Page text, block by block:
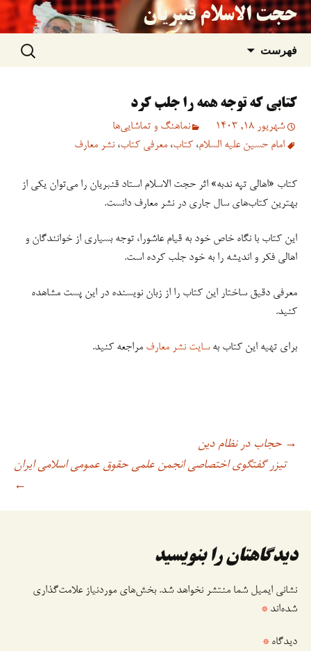
حجت الاسلام قنبریان
فهرست
نوشته‌ها
جستجو
برای:
کتابی که توجه همه را جلب کرد
شهریور 18, 1403
نماهنگ و تماشایی‌ها
امام حسین علیه السلام، کتاب، معرفی کتاب، نشر معارف
کتاب «اهالی تپه ندبه» اثر حجت الاسلام استاد قنبریان را می‌توان یکی از
بهترین کتاب‌های سال جاری در نشر معارف دانست.
این کتاب با نگاه خاص خود به قیام عاشورا، توجه بسیاری از خوانندگان و
اهالی فکر و اندیشه را به خود جلب کرده است.
معرفی دقیق ساختار این کتاب را از زبان نویسنده در این پست مشاهده
کنید.
برای تهیه این کتاب به سایت نشر معارف مراجعه کنید.
ناوبری
→ حجاب در نظام دین
تیزر گفتگوی اختصاصی انجمن علمی حقوق عمومی اسلامی ایران
←
دیدگاهتان را بنویسید
نشانی ایمیل شما منتشر نخواهد شد. بخش‌های موردنیاز علامت‌گذاری
شده‌اند *
دیدگاه *